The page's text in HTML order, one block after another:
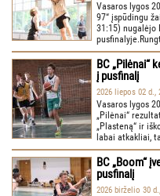
Vasaros lygos
97“ įspūdingu
31:15) nugalėjo
BC „Pilėnai“
į pusfinalį
2026 liepos 02 d.,
Vasaros lygos
„Pilėnai“
„Plasteną“ ir
labai atkakliai,
BC „Boom“
pusfinalį
2026 birželio 30